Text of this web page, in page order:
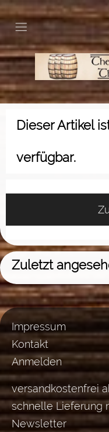
Dieser Artikel
verfügbar.
Zuletzt
Impressum
Kontakt
Anmelden
versandkostenfrei
schnelle Lieferung
Newsletter